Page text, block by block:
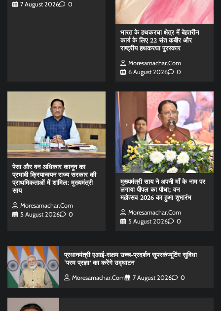
7 August 2026
0
भारत के हथकरघा क्षेत्र में बेहतरीन
कार्य के लिए 22 संत कबीर और
राष्ट्रीय हथकरघा पुरस्कार
Moresamachar.com
6 August 2026
0
पेसा और वन अधिकार कानून का
प्रभावी क्रियान्वयन राज्य सरकार की
प्राथमिकताओं में शामिल: मुख्यमंत्री
साय
Moresamachar.com
5 August 2026
0
मुख्यमंत्री साय ने अपनी माँ के नाम पर
लगाया पीपल का पौधा; वन
महोत्सव-2026 का हुआ शुभारंभ
Moresamachar.com
5 August 2026
0
प्रधानमंत्री एआई-सक्षम उच्च-प्रदर्शन सुपरकंप्यूटिंग सुविधा
‘परम प्रज्ञा’ का करेंगे उद्घाटन
Moresamachar.com 7 August 2026 0